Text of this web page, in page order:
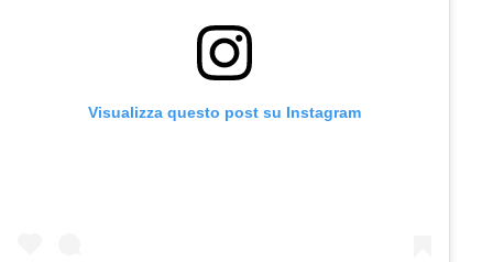
Visualizza questo post su Instagram